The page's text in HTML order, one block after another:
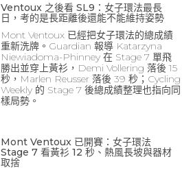
Ventoux 之後看 SL9：女子環法最長
日，考的是長距離後還能不能維持姿勢
Mont Ventoux 已經把女子環法的總成績
重新洗牌。Guardian 報導 Katarzyna
Niewiadoma-Phinney 在 Stage 7 單飛
勝出並穿上黃衫，Demi Vollering 落後 15
秒，Marlen Reusser 落後 39 秒；Cycling
Weekly 的 Stage 7 後總成績整理也指向同
樣局勢。
Mont Ventoux 已開賽：女子環法
Stage 7 看黃衫 12 秒、熱風長坡與器材
取捨